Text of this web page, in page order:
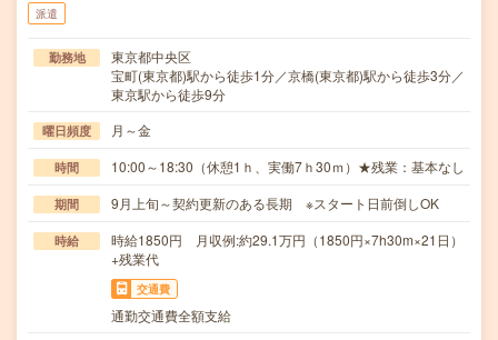
派遣
勤務地
東京都中央区
宝町(東京都)駅から徒歩1分／京橋(東京都)駅から徒歩3分／
東京駅から徒歩9分
曜日頻度 月～金
時間 10:00～18:30（休憩1ｈ、実働7ｈ30ｍ）★残業：基本なし
期間 9月上旬～契約更新のある長期 ※スタート日前倒しOK
時給
時給1850円 月収例:約29.1万円（1850円×7h30m×21日）
+残業代
交通費
通勤交通費全額支給